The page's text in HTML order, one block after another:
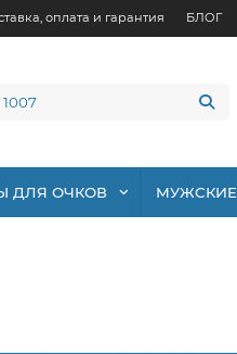
оплата и гарантия БЛОГ
ДЛЯ ОЧКОВ МУЖСКИЕ